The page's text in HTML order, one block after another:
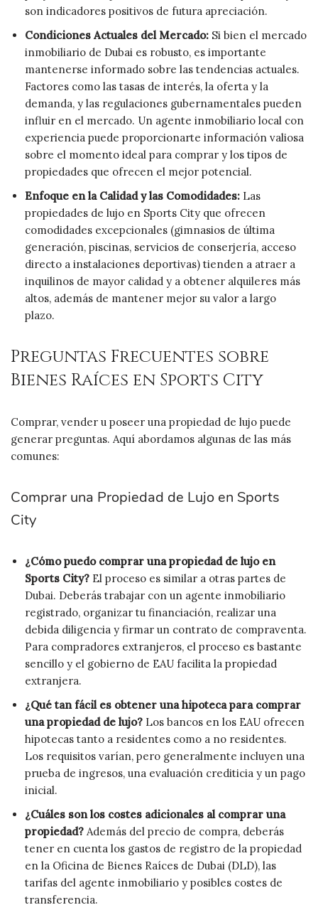
son indicadores positivos de futura apreciación.
Condiciones Actuales del Mercado: Si bien el mercado
inmobiliario de Dubai es robusto, es importante
mantenerse informado sobre las tendencias actuales.
Factores como las tasas de interés, la oferta y la
demanda, y las regulaciones gubernamentales pueden
influir en el mercado. Un agente inmobiliario local con
experiencia puede proporcionarte información valiosa
sobre el momento ideal para comprar y los tipos de
propiedades que ofrecen el mejor potencial.
Enfoque en la Calidad y las Comodidades: Las
propiedades de lujo en Sports City que ofrecen
comodidades excepcionales (gimnasios de última
generación, piscinas, servicios de conserjería, acceso
directo a instalaciones deportivas) tienden a atraer a
inquilinos de mayor calidad y a obtener alquileres más
altos, además de mantener mejor su valor a largo
plazo.
Preguntas Frecuentes sobre
Bienes Raíces en Sports City
Comprar, vender u poseer una propiedad de lujo puede
generar preguntas. Aquí abordamos algunas de las más
comunes:
Comprar una Propiedad de Lujo en Sports
City
¿Cómo puedo comprar una propiedad de lujo en
Sports City? El proceso es similar a otras partes de
Dubai. Deberás trabajar con un agente inmobiliario
registrado, organizar tu financiación, realizar una
debida diligencia y firmar un contrato de compraventa.
Para compradores extranjeros, el proceso es bastante
sencillo y el gobierno de EAU facilita la propiedad
extranjera.
¿Qué tan fácil es obtener una hipoteca para comprar
una propiedad de lujo? Los bancos en los EAU ofrecen
hipotecas tanto a residentes como a no residentes.
Los requisitos varían, pero generalmente incluyen una
prueba de ingresos, una evaluación crediticia y un pago
inicial.
¿Cuáles son los costes adicionales al comprar una
propiedad? Además del precio de compra, deberás
tener en cuenta los gastos de registro de la propiedad
en la Oficina de Bienes Raíces de Dubai (DLD), las
tarifas del agente inmobiliario y posibles costes de
transferencia.